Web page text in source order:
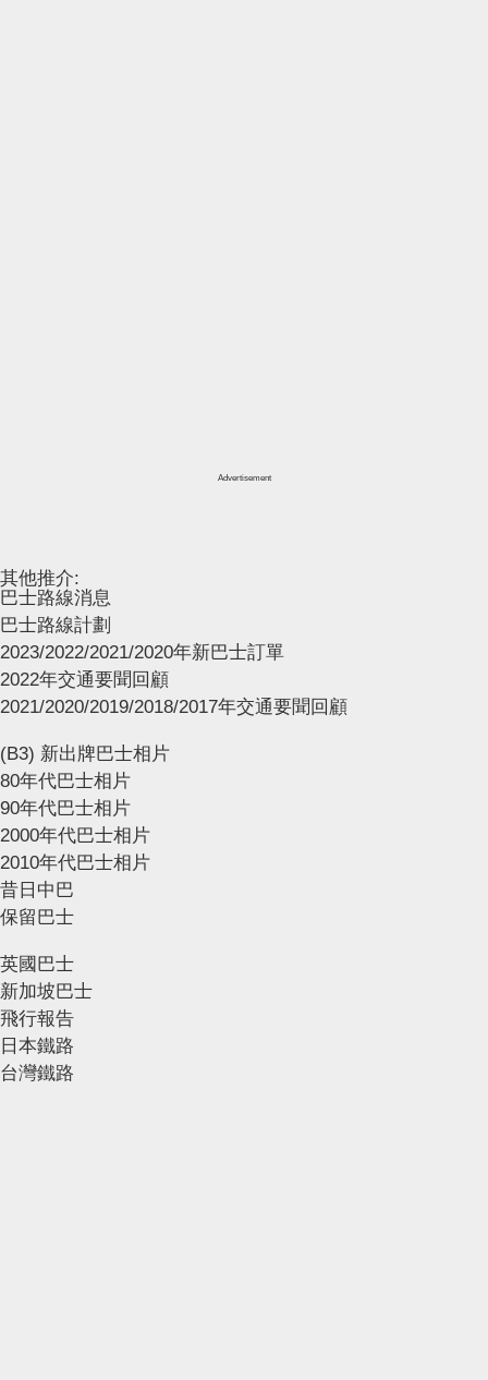
Advertisement
其他推介:
巴士路線消息
巴士路線計劃
2023/2022/2021/2020年新巴士訂單
2022年交通要聞回顧
2021/2020/2019/2018/2017年交通要聞回顧
(B3) 新出牌巴士相片
80年代巴士相片
90年代巴士相片
2000年代巴士相片
2010年代巴士相片
昔日中巴
保留巴士
英國巴士
新加坡巴士
飛行報告
日本鐵路
台灣鐵路